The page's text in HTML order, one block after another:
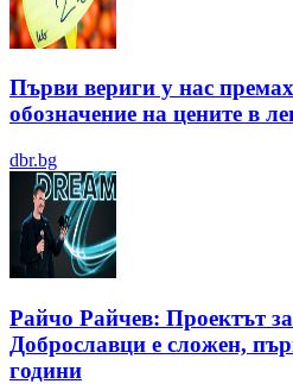
Първи вериги у нас
обозначение на цените в
dbr.bg
Райчо Райчев: Проектът
Доброславци е сложен,
години